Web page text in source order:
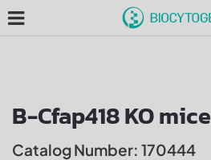
B-Cfap418 KO mice
Catalog Number: 170444